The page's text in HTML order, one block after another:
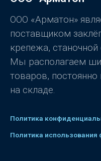
з
ООО «Арматон»
поставщиком
крепежа, станочной
Мы располагаем
товаров,
на складе.
Политика
Политика использования